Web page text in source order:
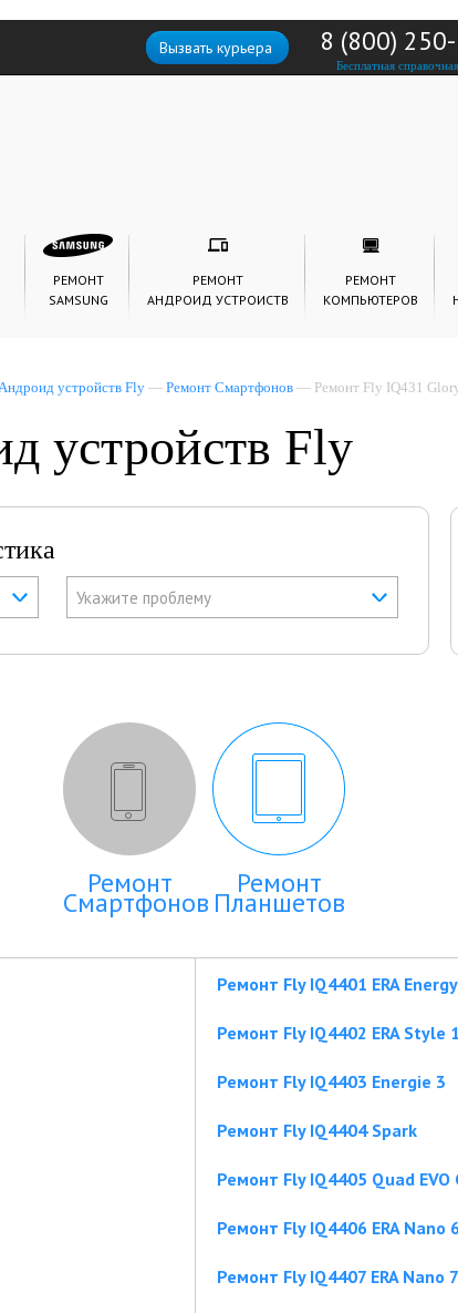
8 (800)
Бесплатная
Вызвать курьера
РЕМОНТ
SAMSUNG
РЕМОНТ
АНДРОИД УСТРОИСТВ
РЕМОНТ
КОМПЬЮТЕРОВ
устройств Fly— Ремонт Смартфонов — Ремонт Fly IQ431
устройств Fly
Укажите проблему
Ремонт
Смартфонов
Ремонт
Планшетов
Ремонт Fly IQ4401 ERA
Ремонт Fly IQ4402 ERA Style 1
Ремонт Fly IQ4403 Energie 3
Ремонт Fly IQ4404 Spark
Ремонт Fly IQ4405 Quad EVO
Ремонт Fly IQ4406 ERA Nano 6
Ремонт Fly IQ4407 ERA Nano 7